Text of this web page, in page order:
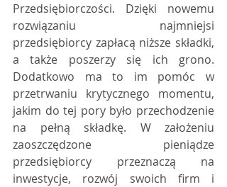
Przedsiębiorczości. Dzięki nowemu
rozwiązaniu najmniejsi
przedsiębiorcy zapłacą niższe składki,
a także poszerzy się ich grono.
Dodatkowo ma to im pomóc w
przetrwaniu krytycznego momentu,
jakim do tej pory było przechodzenie
na pełną składkę. W założeniu
zaoszczędzone pieniądze
przedsiębiorcy przeznaczą na
inwestycje, rozwój swoich firm i